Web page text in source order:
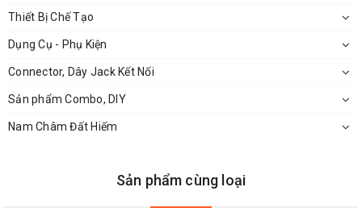
Thiết Bị Chế Tạo
Dụng Cụ - Phụ Kiện
Connector, Dây Jack Kết Nối
Sản phẩm Combo, DIY
Nam Châm Đất Hiếm
Sản phẩm cùng loại